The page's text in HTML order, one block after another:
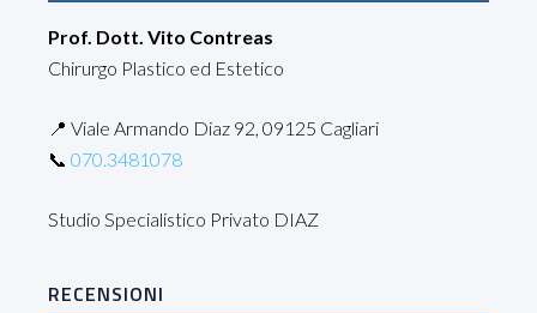
Prof. Dott. Vito Contreas
Chirurgo Plastico ed Estetico
📍 Viale Armando Diaz 92, 09125 Cagliari
📞 070.3481078
Studio Specialistico Privato DIAZ
RECENSIONI